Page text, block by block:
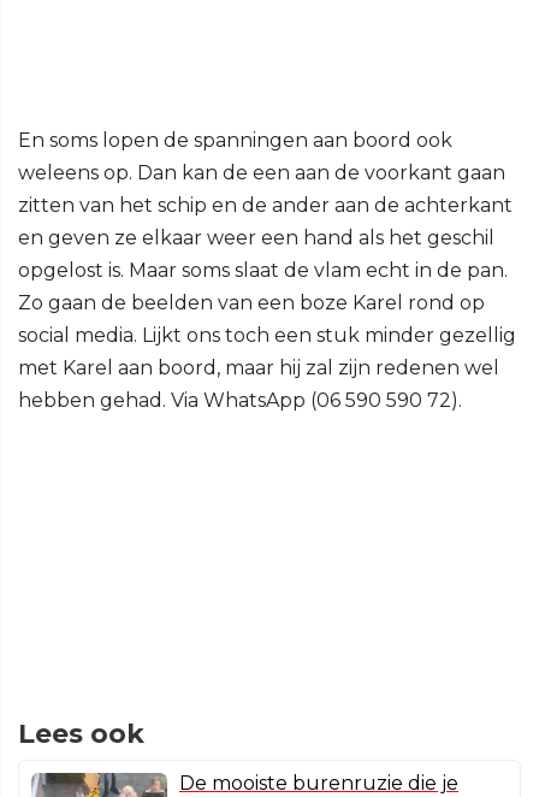
En soms lopen de spanningen aan boord ook
weleens op. Dan kan de een aan de voorkant gaan
zitten van het schip en de ander aan de achterkant
en geven ze elkaar weer een hand als het geschil
opgelost is. Maar soms slaat de vlam echt in de pan.
Zo gaan de beelden van een boze Karel rond op
social media. Lijkt ons toch een stuk minder gezellig
met Karel aan boord, maar hij zal zijn redenen wel
hebben gehad. Via WhatsApp (06 590 590 72).
Lees ook
De mooiste burenruzie die je